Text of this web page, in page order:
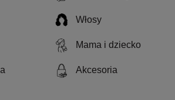
Włosy
Mama i dziecko
Akcesoria